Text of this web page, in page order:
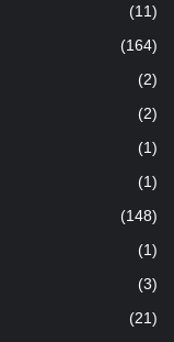
(11)
(164)
(2)
(2)
(1)
(1)
(148)
(1)
(3)
(21)